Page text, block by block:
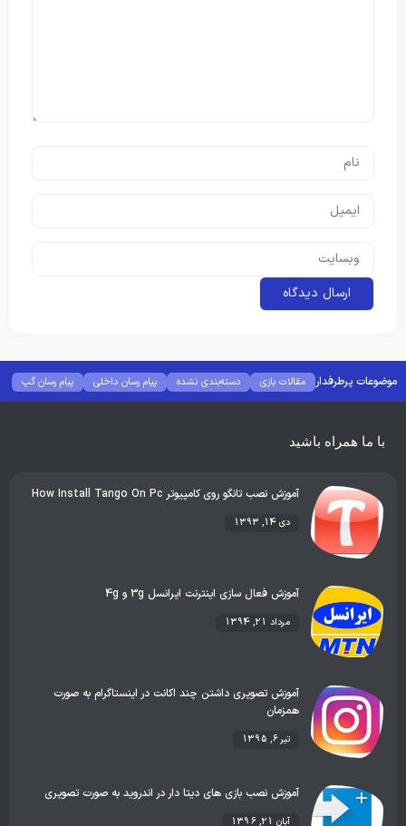
موضوعات پرطرفدار مقالات بازی دسته‌بندی نشده پیام رسان داخلی
پیام رسان گپ
بهترین گجت ها
هوش مصنوعی رفع خطا و ارور
با ما همراه باشید
آموزش نصب تانگو روی کامپیوتر How Install Tango On Pc
دی 14, 1393
آموزش فعال سازی اینترنت ایرانسل 3g و 4g
مرداد 21, 1394
آموزش تصویری داشتن چند اکانت در اینستاگرام به صورت
همزمان
تیر 6, 1395
آموزش نصب بازی های دیتا دار در اندروید به صورت تصویری
آبان 21, 1396